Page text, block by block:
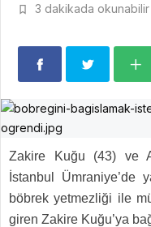
3 dakikada okunabilir
Zakire Kuğu (43) ve
İstanbul Ümraniye’de
böbrek yetmezliği ile
giren Zakire Kuğu’ya